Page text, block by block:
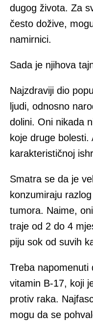
dugog života. Za
često dožive,
namirnici.
Sada je njihova
Najzdraviji dio
ljudi, odnosno
dolini. Oni nikada
koje druge bolesti.
karakterističnoj
Smatra se da je
konzumiraju
tumora. Naime,
traje od 2 do 4
piju sok od suvih
Treba napomenuti
vitamin B-17, koji
protiv raka.
mogu da se